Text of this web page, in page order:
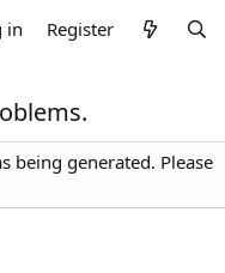
in Register
being generated. Please